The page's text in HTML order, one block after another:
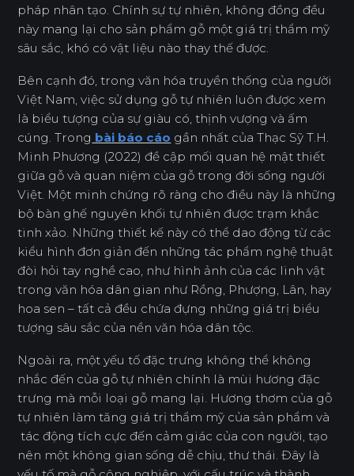
pháp nhân tạo. Chính sự tự nhiên, không đồng đều
này mang lại cho sản phẩm gỗ một giá trị thẩm mỹ
sâu sắc, khó có vật liệu nào thay thế được.
Bên cạnh đó, trong văn hóa truyền thống của người
Việt Nam, việc sử dụng gỗ tự nhiên luôn được xem
là biểu tượng của sự giàu có, thịnh vượng và ấm
cúng. Trong bài báo cáo gần nhất của Thạc Sỹ T.H.
Minh Phương (2022) đề cập mối quan hệ mật thiết
giữa gỗ và quan niệm của gỗ trong đời sống người
Việt. Một minh chứng rõ ràng cho điều này là những
bộ bàn ghế nguyên khối tự nhiên được trạm khắc
tinh xảo. Những thiết kế này có thể dao động từ các
kiểu hình đơn giản đến những tác phẩm nghệ thuật
đòi hỏi tay nghề cao, như hình ảnh của các linh vật
trong văn hóa dân gian như Rồng, Phượng, Lân, hay
hoa sen – tất cả đều chứa đựng những giá trị biểu
tượng sâu sắc của nền văn hóa dân tộc.
Ngoài ra, một yếu tố đặc trưng không thể không
nhắc đến của gỗ tự nhiên chính là mùi hương đặc
trưng mà mỗi loại gỗ mang lại. Hương thơm của gỗ
tự nhiên làm tăng giá trị thẩm mỹ của sản phẩm và
tác động tích cực đến cảm giác của con người, tạo
nên một không gian sống dễ chịu, thư thái. Đây là